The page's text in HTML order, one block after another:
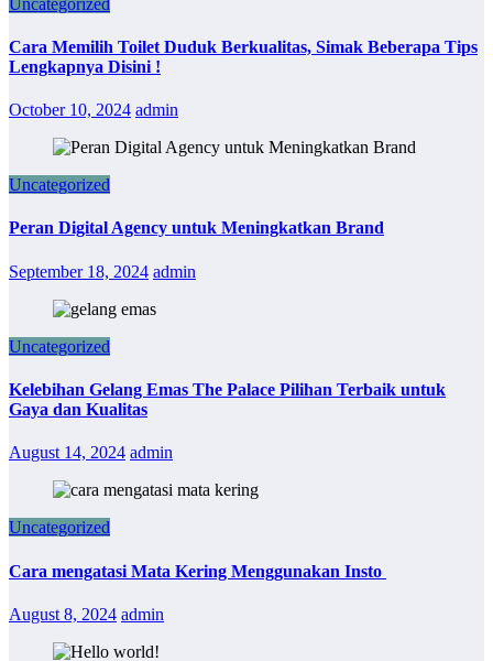
Cara Memilih Toilet Duduk Berkualitas, Simak Beberapa Tips
Lengkapnya Disini !
October 10, 2024 admin
Uncategorized
Peran Digital Agency untuk Meningkatkan Brand
September 18, 2024 admin
Uncategorized
Kelebihan Gelang Emas The Palace Pilihan Terbaik untuk
Gaya dan Kualitas
August 14, 2024 admin
Uncategorized
Cara mengatasi Mata Kering Menggunakan Insto
August 8, 2024 admin